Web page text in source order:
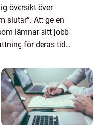
översikt över
slutar”. Att ge en
lämnar sitt jobb
för deras tid